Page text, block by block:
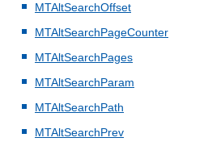
MTAltSearchOffset
MTAltSearchPageCounter
MTAltSearchPages
MTAltSearchParam
MTAltSearchPath
MTAltSearchPrev